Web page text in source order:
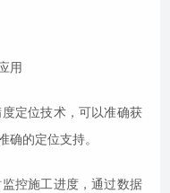
用
定位技术，可以准确获
确的定位支持。
控施工进度，通过数据